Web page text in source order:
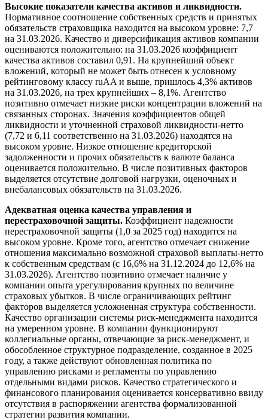
Высокие показатели качества активов и ликвидности.
Нормативное соотношение собственных средств и принятых
обязательств страховщика находится на высоком уровне: 7,7
на 31.03.2026. Качество и диверсификация активов компании
оцениваются положительно: на 31.03.2026 коэффициент
качества активов составил 0,91. На крупнейший объект
вложений, который не может быть отнесен к условному
рейтинговому классу ruAA и выше, пришлось 4,3% активов
на 31.03.2026, на трех крупнейших – 8,1%. Агентство
позитивно отмечает низкие риски концентрации вложений на
связанных сторонах. Значения коэффициентов общей
ликвидности и уточненной страховой ликвидности-нетто
(7,72 и 6,11 соответственно на 31.03.2026) находятся на
высоком уровне. Низкое отношение кредиторской
задолженности и прочих обязательств к валюте баланса
оценивается положительно. В числе позитивных факторов
выделяется отсутствие долговой нагрузки, оценочных и
внебалансовых обязательств на 31.03.2026.
Адекватная оценка качества управления и
перестраховочной защиты. Коэффициент надежности
перестраховочной защиты (1,0 за 2025 год) находится на
высоком уровне. Кроме того, агентство отмечает снижение
отношения максимально возможной страховой выплаты-нетто
к собственным средствам (с 16,6% на 31.12.2024 до 12,6% на
31.03.2026). Агентство позитивно отмечает наличие у
компании опыта урегулирования крупных по величине
страховых убытков. В числе ограничивающих рейтинг
факторов выделяется усложненная структура собственности.
Качество организации системы риск-менеджмента находится
на умеренном уровне. В компании функционируют
коллегиальные органы, отвечающие за риск-менеджмент, и
обособленное структурное подразделение, созданное в 2025
году, а также действуют обновленная политика по
управлению рисками и регламенты по управлению
отдельными видами рисков. Качество стратегического и
финансового планирования оценивается консервативно ввиду
отсутствия в распоряжении агентства формализованной
стратегии развития компании.